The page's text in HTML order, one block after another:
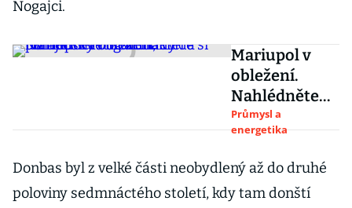
Nogajci.
Mariupol v
obležení.
Nahlédněte
do hutí, které
si ukrajinský
oligarcha
hlídá pomocí
vlastní
Průmysl a
energetika
Donbas byl z velké části neobydlený až do druhé
poloviny sedmnáctého století, kdy tam donští